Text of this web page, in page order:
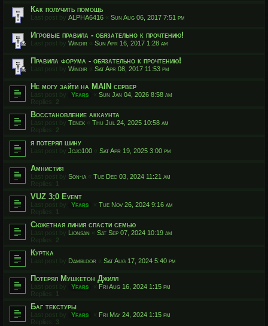
Как получить помощь
Last post by ALPHA6416 « Sun Aug 06, 2017 7:51 pm
Игровые правила - обязательно к прочтению!
Last post by Windir « Sun Apr 16, 2017 1:28 am
Правила форума - обязательно к прочтению!
Last post by Windir « Sat Apr 08, 2017 11:53 pm
Не могу зайти на MAIN сервер
Last post by Yfars « Sun Jan 04, 2026 8:58 am
Replies: 2
Восстановление аккаунта
Last post by Tenek « Thu Jul 24, 2025 10:58 am
Replies: 2
я потерял шину
Last post by Jojo100 « Sat Apr 19, 2025 3:00 pm
Амнистия
Last post by Son-ia « Tue Dec 03, 2024 11:21 am
Replies: 1
VUZ 3;0 Event
Last post by Yfars « Tue Nov 26, 2024 9:16 am
Replies: 1
Сюжетная линия спасти семью
Last post by Lionsan « Sat Sep 07, 2024 10:19 am
Replies: 2
Куртка
Last post by Dambldor « Sat Aug 17, 2024 5:40 pm
Потерял Мушкетон Джилл
Last post by Yfars « Fri Aug 16, 2024 1:15 pm
Replies: 1
Баг текстуры
Last post by Yfars « Fri May 24, 2024 1:15 pm
Replies: 3